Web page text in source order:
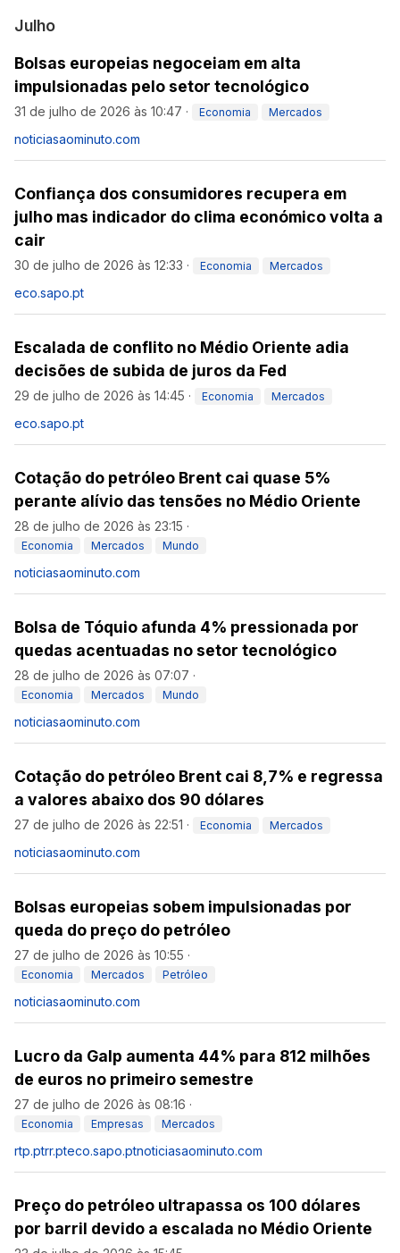
Julho
Bolsas europeias negoceiam em alta
impulsionadas pelo setor tecnológico
31 de julho de 2026 às 10:47 · Economia Mercados
noticiasaominuto.com
Confiança dos consumidores recupera em
julho mas indicador do clima económico volta a
cair
30 de julho de 2026 às 12:33 · Economia Mercados
eco.sapo.pt
Escalada de conflito no Médio Oriente adia
decisões de subida de juros da Fed
29 de julho de 2026 às 14:45 · Economia Mercados
eco.sapo.pt
Cotação do petróleo Brent cai quase 5%
perante alívio das tensões no Médio Oriente
28 de julho de 2026 às 23:15 ·
Economia Mercados Mundo
noticiasaominuto.com
Bolsa de Tóquio afunda 4% pressionada por
quedas acentuadas no setor tecnológico
28 de julho de 2026 às 07:07 ·
Economia Mercados Mundo
noticiasaominuto.com
Cotação do petróleo Brent cai 8,7% e regressa
a valores abaixo dos 90 dólares
27 de julho de 2026 às 22:51 · Economia Mercados
noticiasaominuto.com
Bolsas europeias sobem impulsionadas por
queda do preço do petróleo
27 de julho de 2026 às 10:55 ·
Economia Mercados Petróleo
noticiasaominuto.com
Lucro da Galp aumenta 44% para 812 milhões
de euros no primeiro semestre
27 de julho de 2026 às 08:16 ·
Economia Empresas Mercados
rtp.ptrr.pteco.sapo.ptnoticiasaominuto.com
Preço do petróleo ultrapassa os 100 dólares
por barril devido a escalada no Médio Oriente